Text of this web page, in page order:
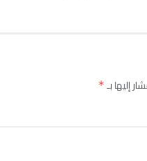
إليها بـ*